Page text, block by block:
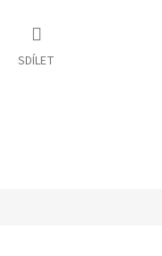
SDÍLET